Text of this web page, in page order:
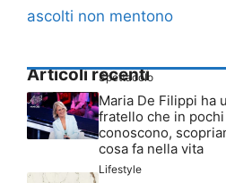
ascolti non mentono
Articoli recenti
Spettacolo
Maria De Filippi ha
fratello che in pochi
conoscono,
cosa fa nella vita
Lifestyle